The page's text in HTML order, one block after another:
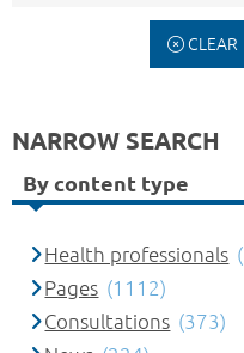
CLEAR
NARROW SEARCH
By content type
Health professionals
Pages (1112)
Consultations (373)